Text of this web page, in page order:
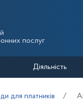
послуг
Діяльність
для платників